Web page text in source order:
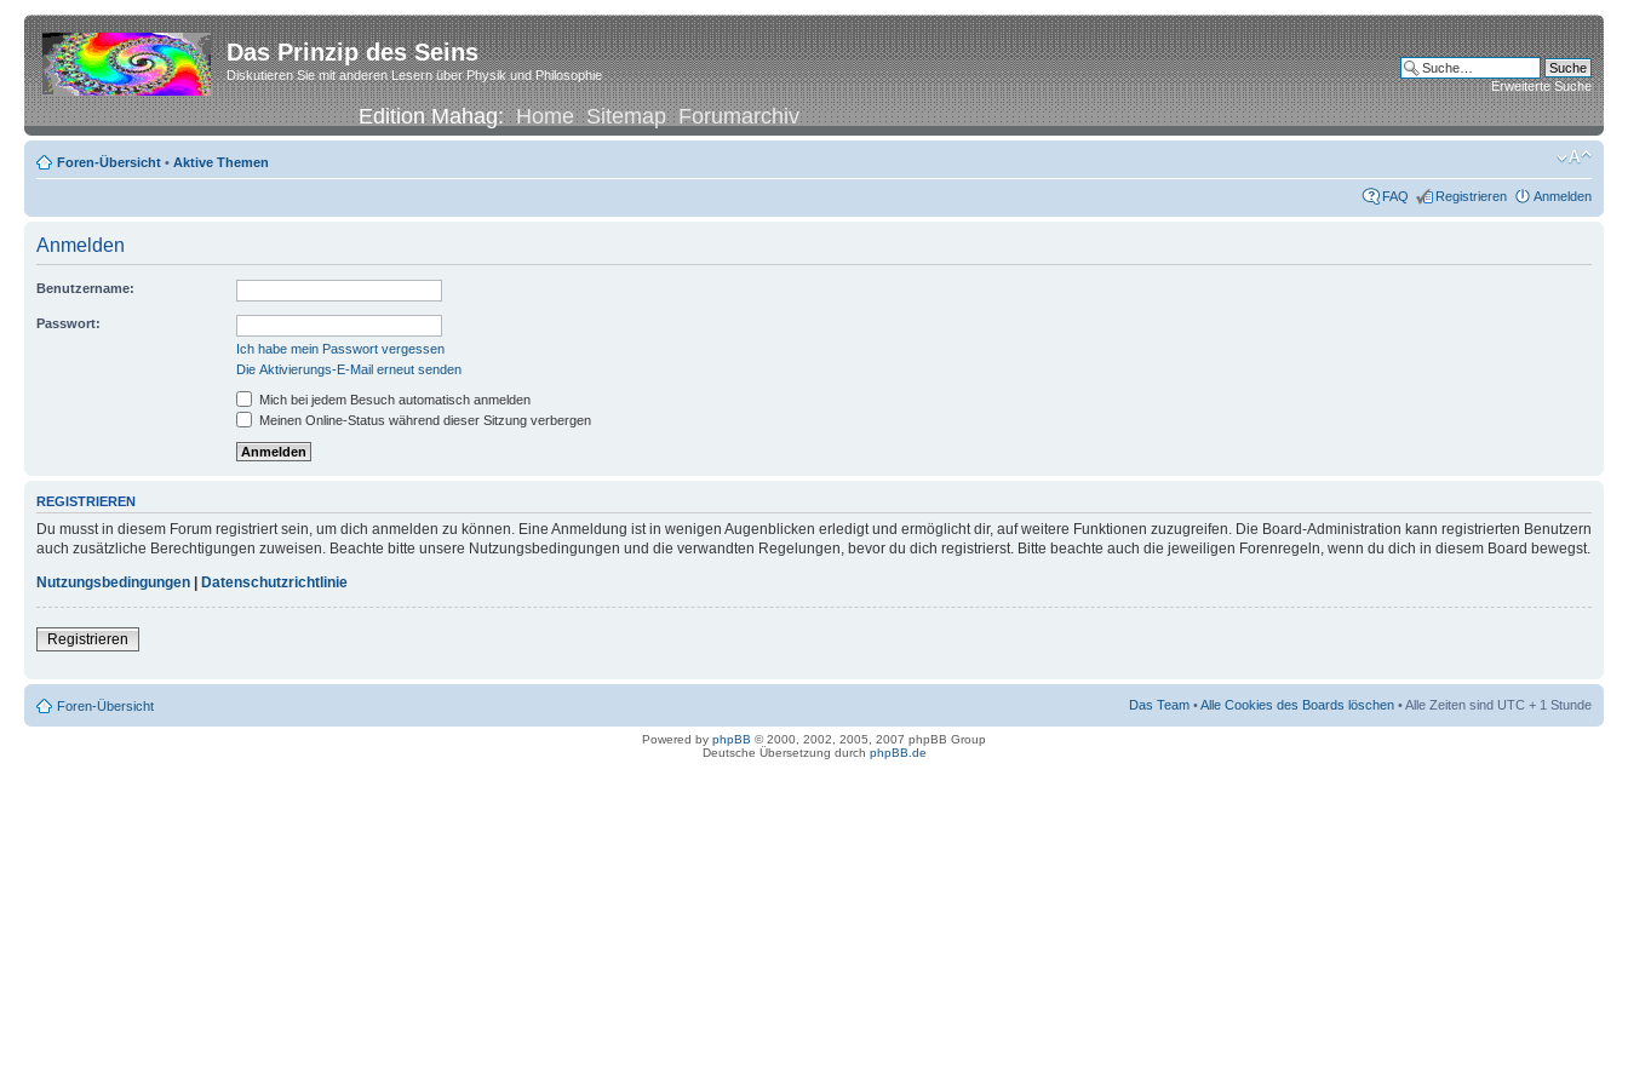
Das Prinzip des Seins
Diskutieren Sie mit anderen Lesern über Physik und Philosophie
Edition Mahag:Home Sitemap Forumarchiv
Erweiterte Suche
Foren-Übersicht • Aktive Themen
FAQ Registrieren Anmelden
Anmelden
Benutzername:
Passwort:
Ich habe mein Passwort vergessen
Die Aktivierungs-E-Mail erneut senden
Mich bei jedem Besuch automatisch anmelden
Meinen Online-Status während dieser Sitzung verbergen
REGISTRIEREN
Du musst in diesem Forum registriert sein, um dich anmelden zu können. Eine Anmeldung ist in wenigen Augenblicken erledigt und ermöglicht dir, auf weitere Funktionen zuzugreifen. Die Board-Administration kann registrierten Benutzern
auch zusätzliche Berechtigungen zuweisen. Beachte bitte unsere Nutzungsbedingungen und die verwandten Regelungen, bevor du dich registrierst. Bitte beachte auch die jeweiligen Forenregeln, wenn du dich in diesem Board bewegst.
Nutzungsbedingungen
Datenschutzrichtlinie
Registrieren
Foren-Übersicht Das Team •Alle Cookies des Boards löschen • Alle Zeiten sind UTC + 1 Stunde
Powered by phpBB © 2000, 2002, 2005, 2007 phpBB Group
Deutsche Übersetzung durch phpBB.de